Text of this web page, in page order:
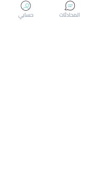
إجراء مكالمة
حسابي المحادثات